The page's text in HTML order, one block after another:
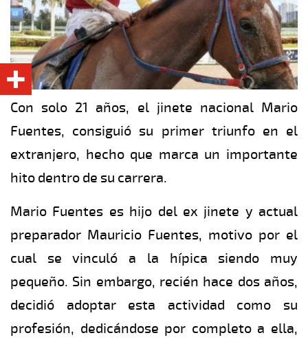
Con solo 21 años, el jinete nacional Mario
Fuentes, consiguió su primer triunfo en el
extranjero, hecho que marca un importante
hito dentro de su carrera.
Mario Fuentes es hijo del ex jinete y actual
preparador Mauricio Fuentes, motivo por el
cual se vinculó a la hípica siendo muy
pequeño. Sin embargo, recién hace dos años,
decidió adoptar esta actividad como su
profesión, dedicándose por completo a ella,